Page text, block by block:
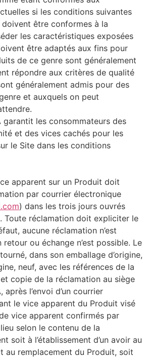
si les conditions suivantes
être conformes à la
les caractéristiques exposées
être adaptés aux fins pour
de ce genre sont généralement
répondre aux critères de qualité
généralement admis pour des
et auxquels on peut
garantit les consommateurs des
et des vices cachés pour les
le Site dans les conditions
apparent sur un Produit doit
par courrier électronique
) dans les trois jours ouvrés
Toute réclamation doit expliciter le
aucune réclamation n’est
ou échange n’est possible. Le
dans son emballage d’origine,
neuf, avec les références de la
copie de la réclamation au siège
après l’envoi d’un courrier
le vice apparent du Produit visé
vice apparent confirmés par
selon le contenu de la
soit à l’établissement d’un avoir au
au remplacement du Produit, soit